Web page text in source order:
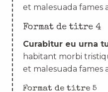
et malesuada fames
Format de titre 4
Curabitur eu urna
habitant morbi
et malesuada fames
Format de titre 5